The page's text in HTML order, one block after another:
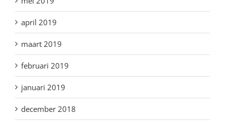
april 2019
maart 2019
februari 2019
januari 2019
december 2018